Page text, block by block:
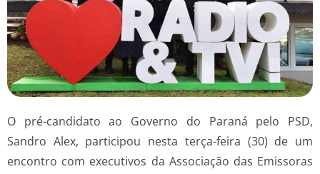
O pré-candidato ao Governo do Paraná pelo PSD,
Sandro Alex, participou nesta terça-feira (30) de um
encontro com executivos da Associação das Emissoras